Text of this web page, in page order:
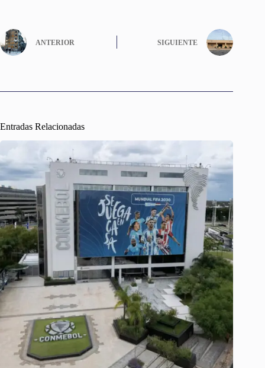
ANTERIOR SIGUIENTE
Entradas Relacionadas